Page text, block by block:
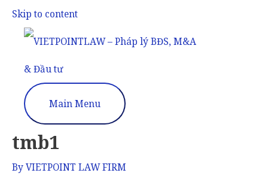
Skip to content
Main Menu
tmb1
ByVIETPOINT LAW FIRM